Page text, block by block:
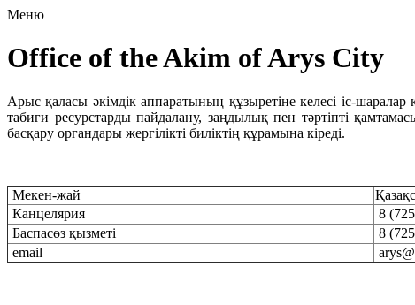
Меню
Office of the Akim of Arys City
Арыс қаласы әкімдік аппаратының құзыретіне келесі іс-
табиғи ресурстарды пайдалану, заңдылық пен тәртіпті
басқару органдары жергілікті биліктің құрамына кіреді.
Мекен-жай
Канцелярия
8
Баспасөз қызметі
8
email
arys@